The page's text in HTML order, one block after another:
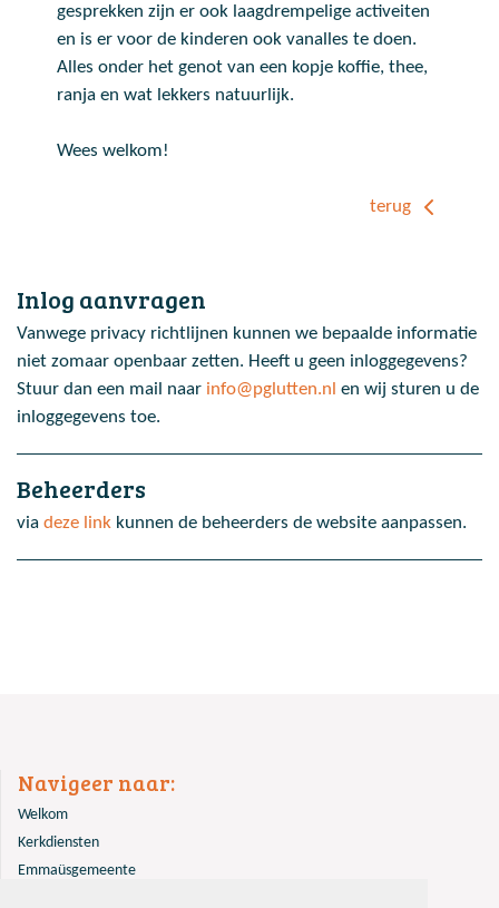
gesprekken zijn er ook laagdrempelige activeiten
en is er voor de kinderen ook vanalles te doen.
Alles onder het genot van een kopje koffie, thee,
ranja en wat lekkers natuurlijk.
Wees welkom!
terug
Inlog aanvragen
Vanwege privacy richtlijnen kunnen we bepaalde informatie
niet zomaar openbaar zetten. Heeft u geen inloggegevens?
Stuur dan een mail naar info@pglutten.nl en wij sturen u de
inloggegevens toe.
Beheerders
via deze link kunnen de beheerders de website aanpassen.
Navigeer naar:
Welkom
Kerkdiensten
Emmaüsgemeente